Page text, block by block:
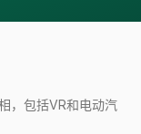
，包括VR和电动汽